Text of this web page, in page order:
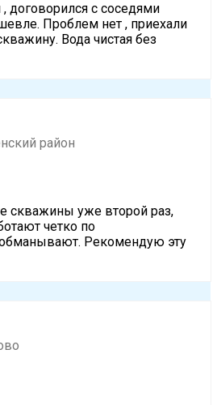
договорился с соседями
Проблем нет , приехали
Вода чистая без
район
скважины уже второй раз,
четко по
Рекомендую эту